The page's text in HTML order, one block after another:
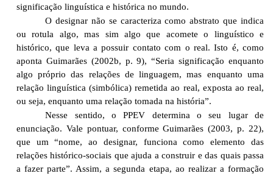
significação linguística e histórica no mundo.
O designar não se caracteriza como abstrato que indica
ou rotula algo, mas sim algo que acomete o linguístico e
histórico, que leva a possuir contato com o real. Isto é, como
aponta Guimarães (2002b, p. 9), “Seria significação enquanto
algo próprio das relações de linguagem, mas enquanto uma
relação linguística (simbólica) remetida ao real, exposta ao real,
ou seja, enquanto uma relação tomada na história”.
Nesse sentido, o PPEV determina o seu lugar de
enunciação. Vale pontuar, conforme Guimarães (2003, p. 22),
que um “nome, ao designar, funciona como elemento das
relações histórico-sociais que ajuda a construir e das quais passa
a fazer parte”. Assim, a segunda etapa, ao realizar a formação